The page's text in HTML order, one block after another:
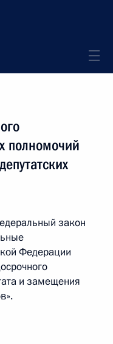
полномочий
закон
Федерации
и замещения